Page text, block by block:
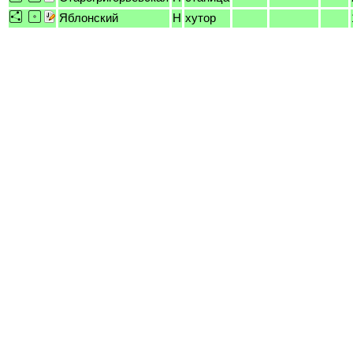
Яблонский
H хутор